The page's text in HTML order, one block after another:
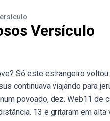
Versículo
Só este estrangeiro
continuava viajando para
povoado, dez. Web11 de
13 e gritaram em